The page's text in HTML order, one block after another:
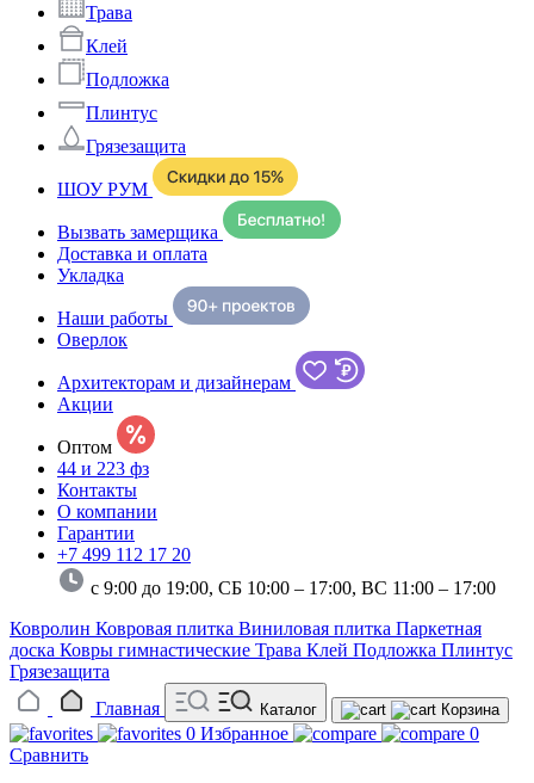
Трава
Клей
Подложка
Плинтус
Грязезащита
ШОУ РУМ
Вызвать замерщика
Доставка и оплата
Укладка
Наши работы
Оверлок
Архитекторам и дизайнерам
Акции
Оптом
44 и 223 фз
Контакты
О компании
Гарантии
+7 499 112 17 20
с 9:00 до 19:00, СБ 10:00 – 17:00, ВС 11:00 – 17:00
Ковролин Ковровая плитка Виниловая плитка Паркетная
доска Ковры гимнастические Трава Клей Подложка Плинтус
Грязезащита
Главная
Каталог Корзина
0 Избранное
0
Сравнить